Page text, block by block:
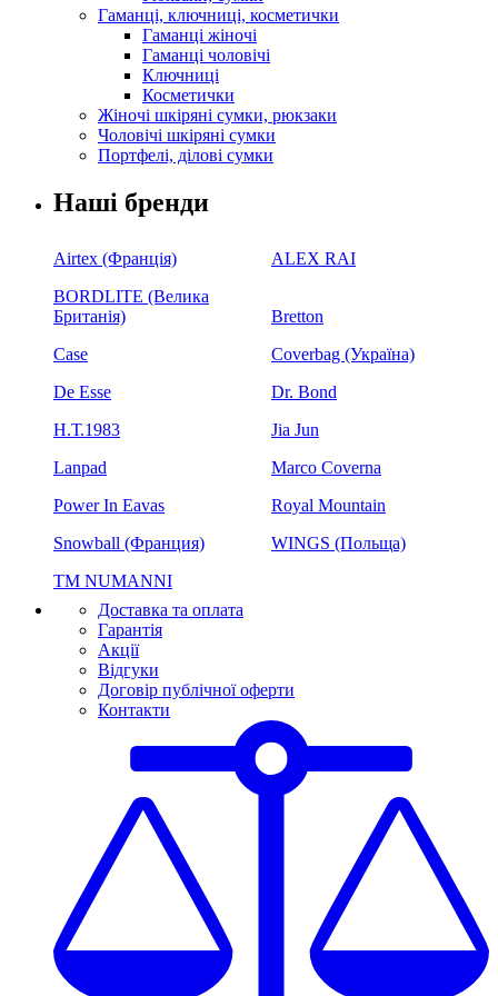
Гаманці, ключниці, косметички
Гаманці жіночі
Гаманці чоловічі
Ключниці
Косметички
Жіночі шкіряні сумки, рюкзаки
Чоловічі шкіряні сумки
Портфелі, ділові сумки
Наші бренди
Airtex (Франція)
ALEX RAI
BORDLITE (Велика
Британія)
Bretton
Case
Coverbag (Україна)
De Esse
Dr. Bond
H.Т.1983
Jia Jun
Lanpad
Marco Coverna
Power In Eavas
Royal Mountain
Snowball (Франция)
WINGS (Польща)
ТМ NUMANNI
Доставка та оплата
Гарантія
Акції
Відгуки
Договір публічної оферти
Контакти